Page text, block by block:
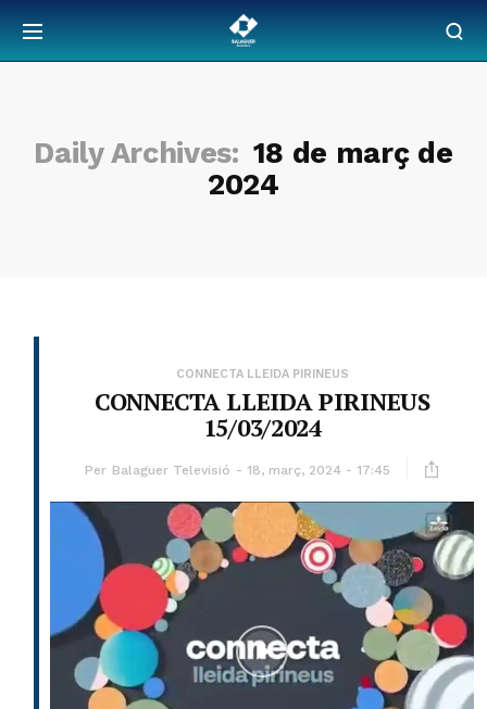
Daily Archives: 18 de març de
2024
CONNECTA LLEIDA PIRINEUS
CONNECTA LLEIDA PIRINEUS
15/03/2024
Per Balaguer Televisió 18, març, 2024 - 17:45